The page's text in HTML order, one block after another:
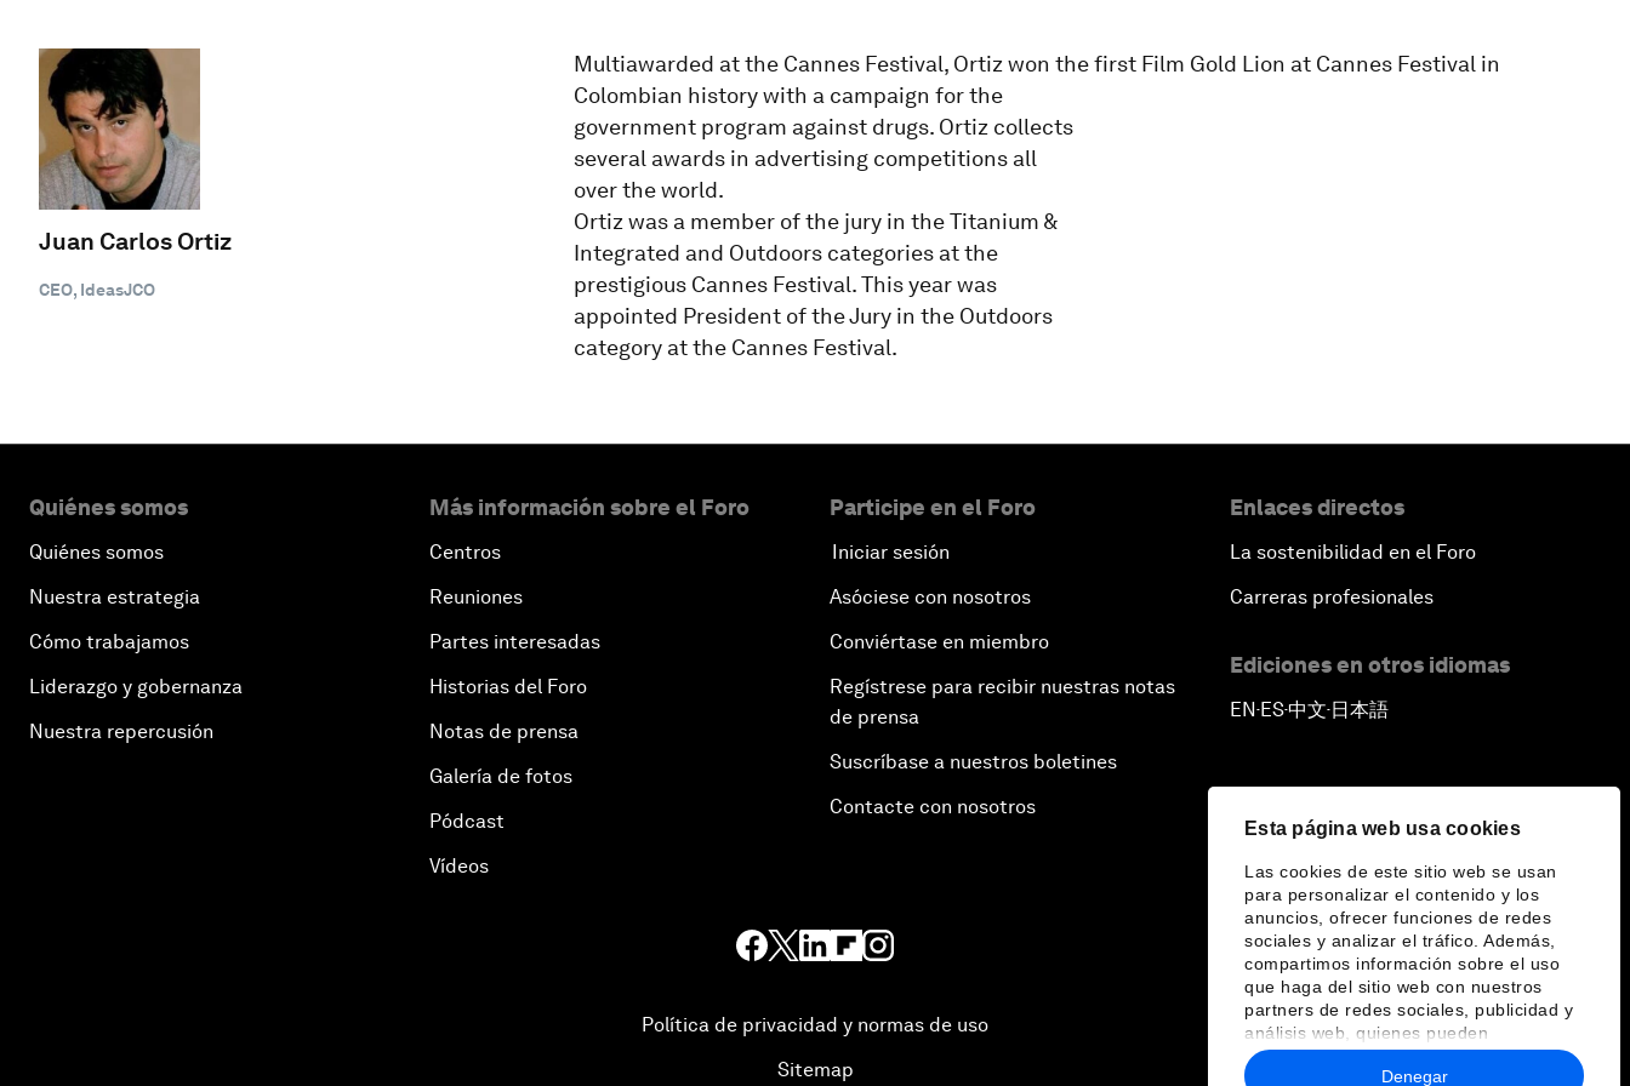
Esta página web usa cookies
Las cookies de este sitio web se usan
para personalizar el contenido y los
anuncios, ofrecer funciones de redes
sociales y analizar el tráfico. Además,
compartimos información sobre el uso
que haga del sitio web con nuestros
partners de redes sociales, publicidad y
análisis web, quienes pueden
combinarla con otra información que les
haya proporcionado o que hayan
Denegar
Juan Carlos Ortiz
CEO, IdeasJCO
Multiawarded at the Cannes Festival, Ortiz won the first Film Gold Lion at Cannes Festival in
Colombian history with a campaign for the
government program against drugs. Ortiz collects
several awards in advertising competitions all
over the world.
Ortiz was a member of the jury in the Titanium &
Integrated and Outdoors categories at the
prestigious Cannes Festival. This year was
appointed President of the Jury in the Outdoors
category at the Cannes Festival.
Quiénes somos
Quiénes somos
Nuestra estrategia
Cómo trabajamos
Liderazgo y gobernanza
Nuestra repercusión
Más información sobre el Foro
Centros
Reuniones
Partes interesadas
Historias del Foro
Notas de prensa
Galería de fotos
Pódcast
Vídeos
Participe en el Foro
Iniciar sesión
Asóciese con nosotros
Conviértase en miembro
Regístrese para recibir nuestras notas
de prensa
Suscríbase a nuestros boletines
Contacte con nosotros
Enlaces directos
La sostenibilidad en el Foro
Carreras profesionales
Ediciones en otros idiomas
EN▪ES▪中文▪ 日本語
Política de privacidad y normas de uso
Sitemap